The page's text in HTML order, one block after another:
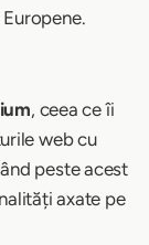
, ceea ce îi
web cu
peste acest
axate pe